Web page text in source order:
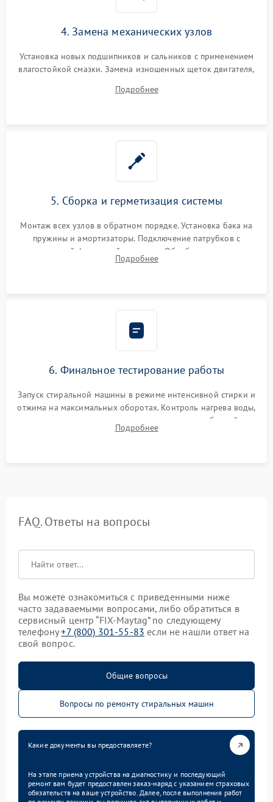
4. Замена механических узлов
Установка новых подшипников и сальников с применением
влагостойкой смазки. Замена изношенных щеток двигателя,
или поврежденной резиновой манжеты.
Подробнее
5. Сборка и герметизация системы
Монтаж всех узлов в обратном порядке. Установка бака на
пружины и амортизаторы. Подключение патрубков с
надежной фиксацией хомутами. Обработка стыков
герметиком для предотвращения возможных протечек воды.
Подробнее
6. Финальное тестирование работы
Запуск стиральной машины в режиме интенсивной стирки и
отжима на максимальных оборотах. Контроль нагрева воды,
корректности слива, отсутствия излишних вибраций,
посторонних стуков и протечек под корпусом.
Подробнее
FAQ. Ответы на вопросы
Вы можете ознакомиться с приведенными ниже
часто задаваемыми вопросами, либо обратиться в
сервисный центр “FIX-Maytag” по следующему
телефону+7 (800) 301-55-83 если не нашли ответ на
свой вопрос.
Общие вопросы
Вопросы по ремонту стиральных машин
Какие документы вы предоставляете?
На этапе приема устройства на диагностику и последующий
ремонт вам будет предоставлен заказ-наряд с указанием страховых
обязательств на ваше устройство. Далее, после выполнения работ